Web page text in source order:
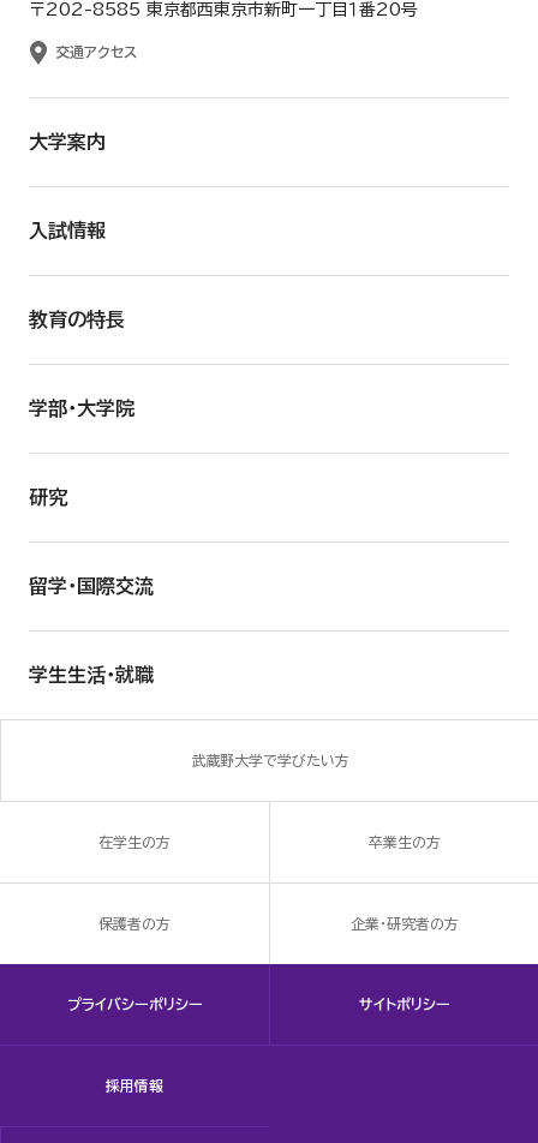
〒202-8585 東京都西東京市新町一丁目１番20号
交通アクセス
大学案内
入試情報
教育の特長
学部・大学院
研究
留学・国際交流
学生生活・就職
武蔵野大学で学びたい方
在学生の方 卒業生の方
保護者の方 企業・研究者の方
プライバシーポリシー サイトポリシー
採用情報